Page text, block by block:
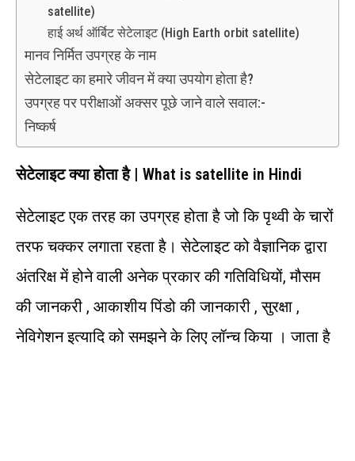
satellite)
हाई अर्थ ऑर्बिट सेटेलाइट (High Earth orbit satellite)
मानव निर्मित उपग्रह के नाम
सेटेलाइट का हमारे जीवन में क्या उपयोग होता है?
उपग्रह पर परीक्षाओं अक्सर पूछे जाने वाले सवाल:-
निष्कर्ष
सेटेलाइट क्या होता है | What is satellite in Hindi
सेटेलाइट एक तरह का उपग्रह होता है जो कि पृथ्‍वी के चारों
तरफ चक्‍कर लगाता रहता है। सेटेलाइट को वैज्ञानिक द्वारा
अंतरिक्ष में होने वाली अनेक प्रकार की गतिविधियों, मौसम
की जानकरी , आकाशीय पिंडो की जानकारी , सुरक्षा ,
नेविगेशन इत्यादि को समझने के लिए लॉन्च किया । जाता है